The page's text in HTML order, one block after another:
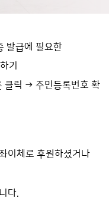
발급에 필요한
기
클릭 → 주민등록번호 확
이체로 후원하셨거나
다.